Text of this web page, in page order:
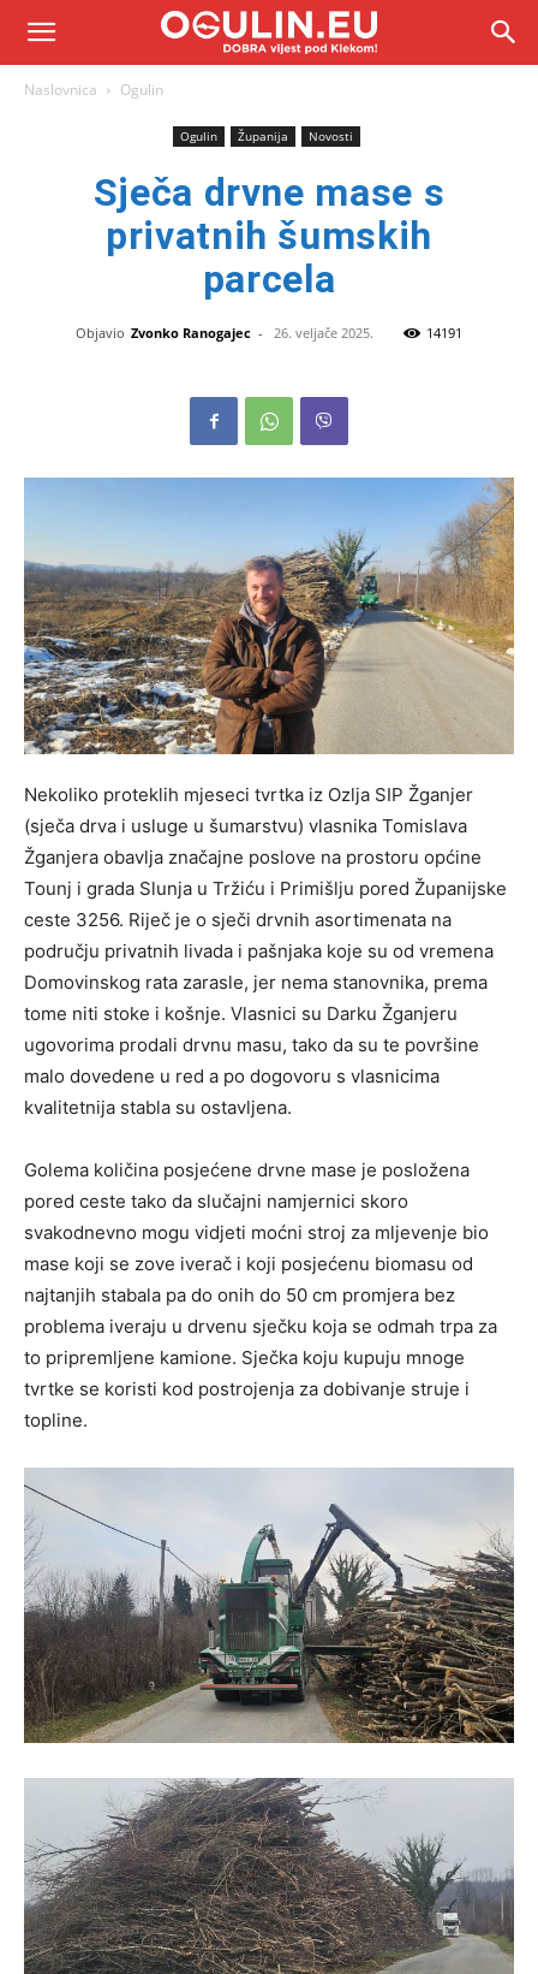
Naslovnica Ogulin
Ogulin Županija Novosti
Sječa drvne mase s
privatnih šumskih
parcela
Objavio Zvonko Ranogajec - 26. veljače 2025. 14191
Nekoliko proteklih mjeseci tvrtka iz Ozlja SIP Žganjer
(sječa drva i usluge u šumarstvu) vlasnika Tomislava
Žganjera obavlja značajne poslove na prostoru općine
Tounj i grada Slunja u Tržiću i Primišlju pored Županijske
ceste 3256. Riječ je o sječi drvnih asortimenata na
području privatnih livada i pašnjaka koje su od vremena
Domovinskog rata zarasle, jer nema stanovnika, prema
tome niti stoke i košnje. Vlasnici su Darku Žganjeru
ugovorima prodali drvnu masu, tako da su te površine
malo dovedene u red a po dogovoru s vlasnicima
kvalitetnija stabla su ostavljena.
Golema količina posjećene drvne mase je posložena
pored ceste tako da slučajni namjernici skoro
svakodnevno mogu vidjeti moćni stroj za mljevenje bio
mase koji se zove iverač i koji posjećenu biomasu od
najtanjih stabala pa do onih do 50 cm promjera bez
problema iveraju u drvenu sječku koja se odmah trpa za
to pripremljene kamione. Sječka koju kupuju mnoge
tvrtke se koristi kod postrojenja za dobivanje struje i
topline.